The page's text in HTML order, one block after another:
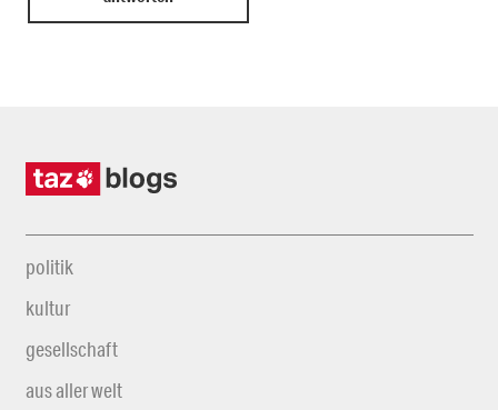
politik
kultur
gesellschaft
aus aller welt